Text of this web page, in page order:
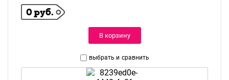
0 руб.
В корзину
выбрать и сравнить